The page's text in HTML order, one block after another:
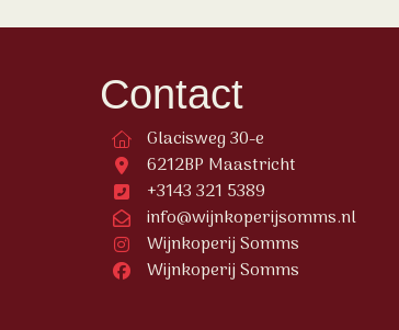
Contact
Glacisweg 30-e
6212BP Maastricht
+3143 321 5389
info@wijnkoperijsomms.nl
Wijnkoperij Somms
Wijnkoperij Somms